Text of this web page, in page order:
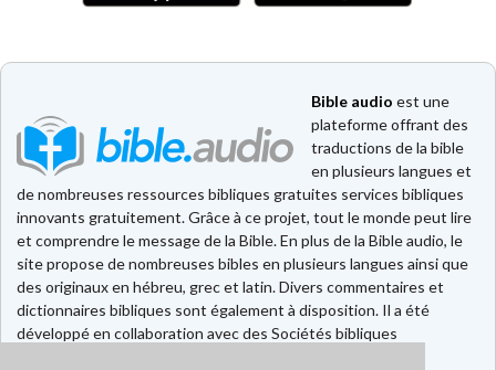
Bible audio est une
plateforme offrant des
traductions de la bible
en plusieurs langues et
de nombreuses ressources bibliques gratuites services bibliques
innovants gratuitement. Grâce à ce projet, tout le monde peut lire
et comprendre le message de la Bible. En plus de la Bible audio, le
site propose de nombreuses bibles en plusieurs langues ainsi que
des originaux en hébreu, grec et latin. Divers commentaires et
dictionnaires bibliques sont également à disposition. Il a été
développé en collaboration avec des Sociétés bibliques